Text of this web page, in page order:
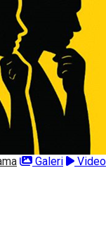
Galeri Video